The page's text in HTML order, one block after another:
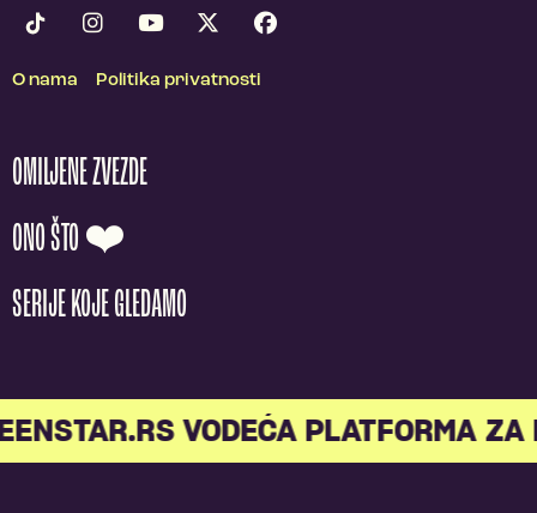
O nama Politika privatnosti
OMILJENE ZVEZDE
ONO ŠTO ❤️
SERIJE KOJE GLEDAMO
VODEĆA PLATFORMA ZA